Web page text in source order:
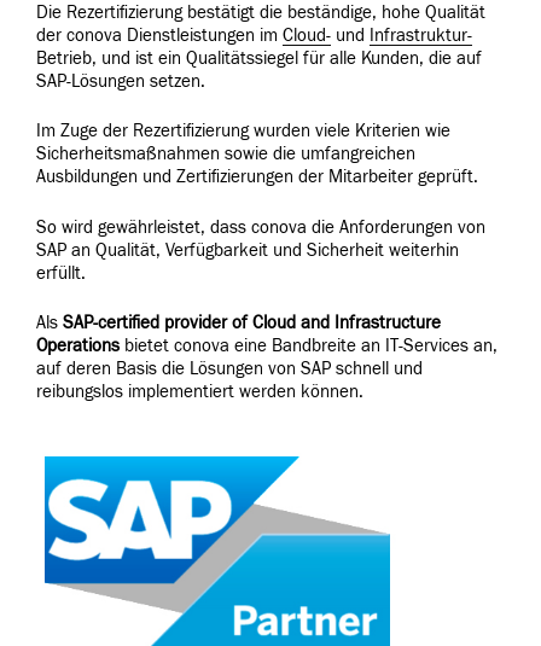
Die Rezertifizierung bestätigt die beständige, hohe Qualität
der conova Dienstleistungen im Cloud- und
Infrastruktur-
Betrieb, und ist ein Qualitätssiegel für alle Kunden, die auf
SAP-Lösungen setzen.
Im Zuge der Rezertifizierung wurden viele Kriterien wie
Sicherheitsmaßnahmen sowie die umfangreichen
Ausbildungen und Zertifizierungen der Mitarbeiter geprüft.
So wird gewährleistet, dass conova die Anforderungen von
SAP an Qualität, Verfügbarkeit und Sicherheit weiterhin
erfüllt.
Als SAP-certified provider of Cloud and Infrastructure
Operations bietet conova eine Bandbreite an IT-Services an,
auf deren Basis die Lösungen von SAP schnell und
reibungslos implementiert werden können.